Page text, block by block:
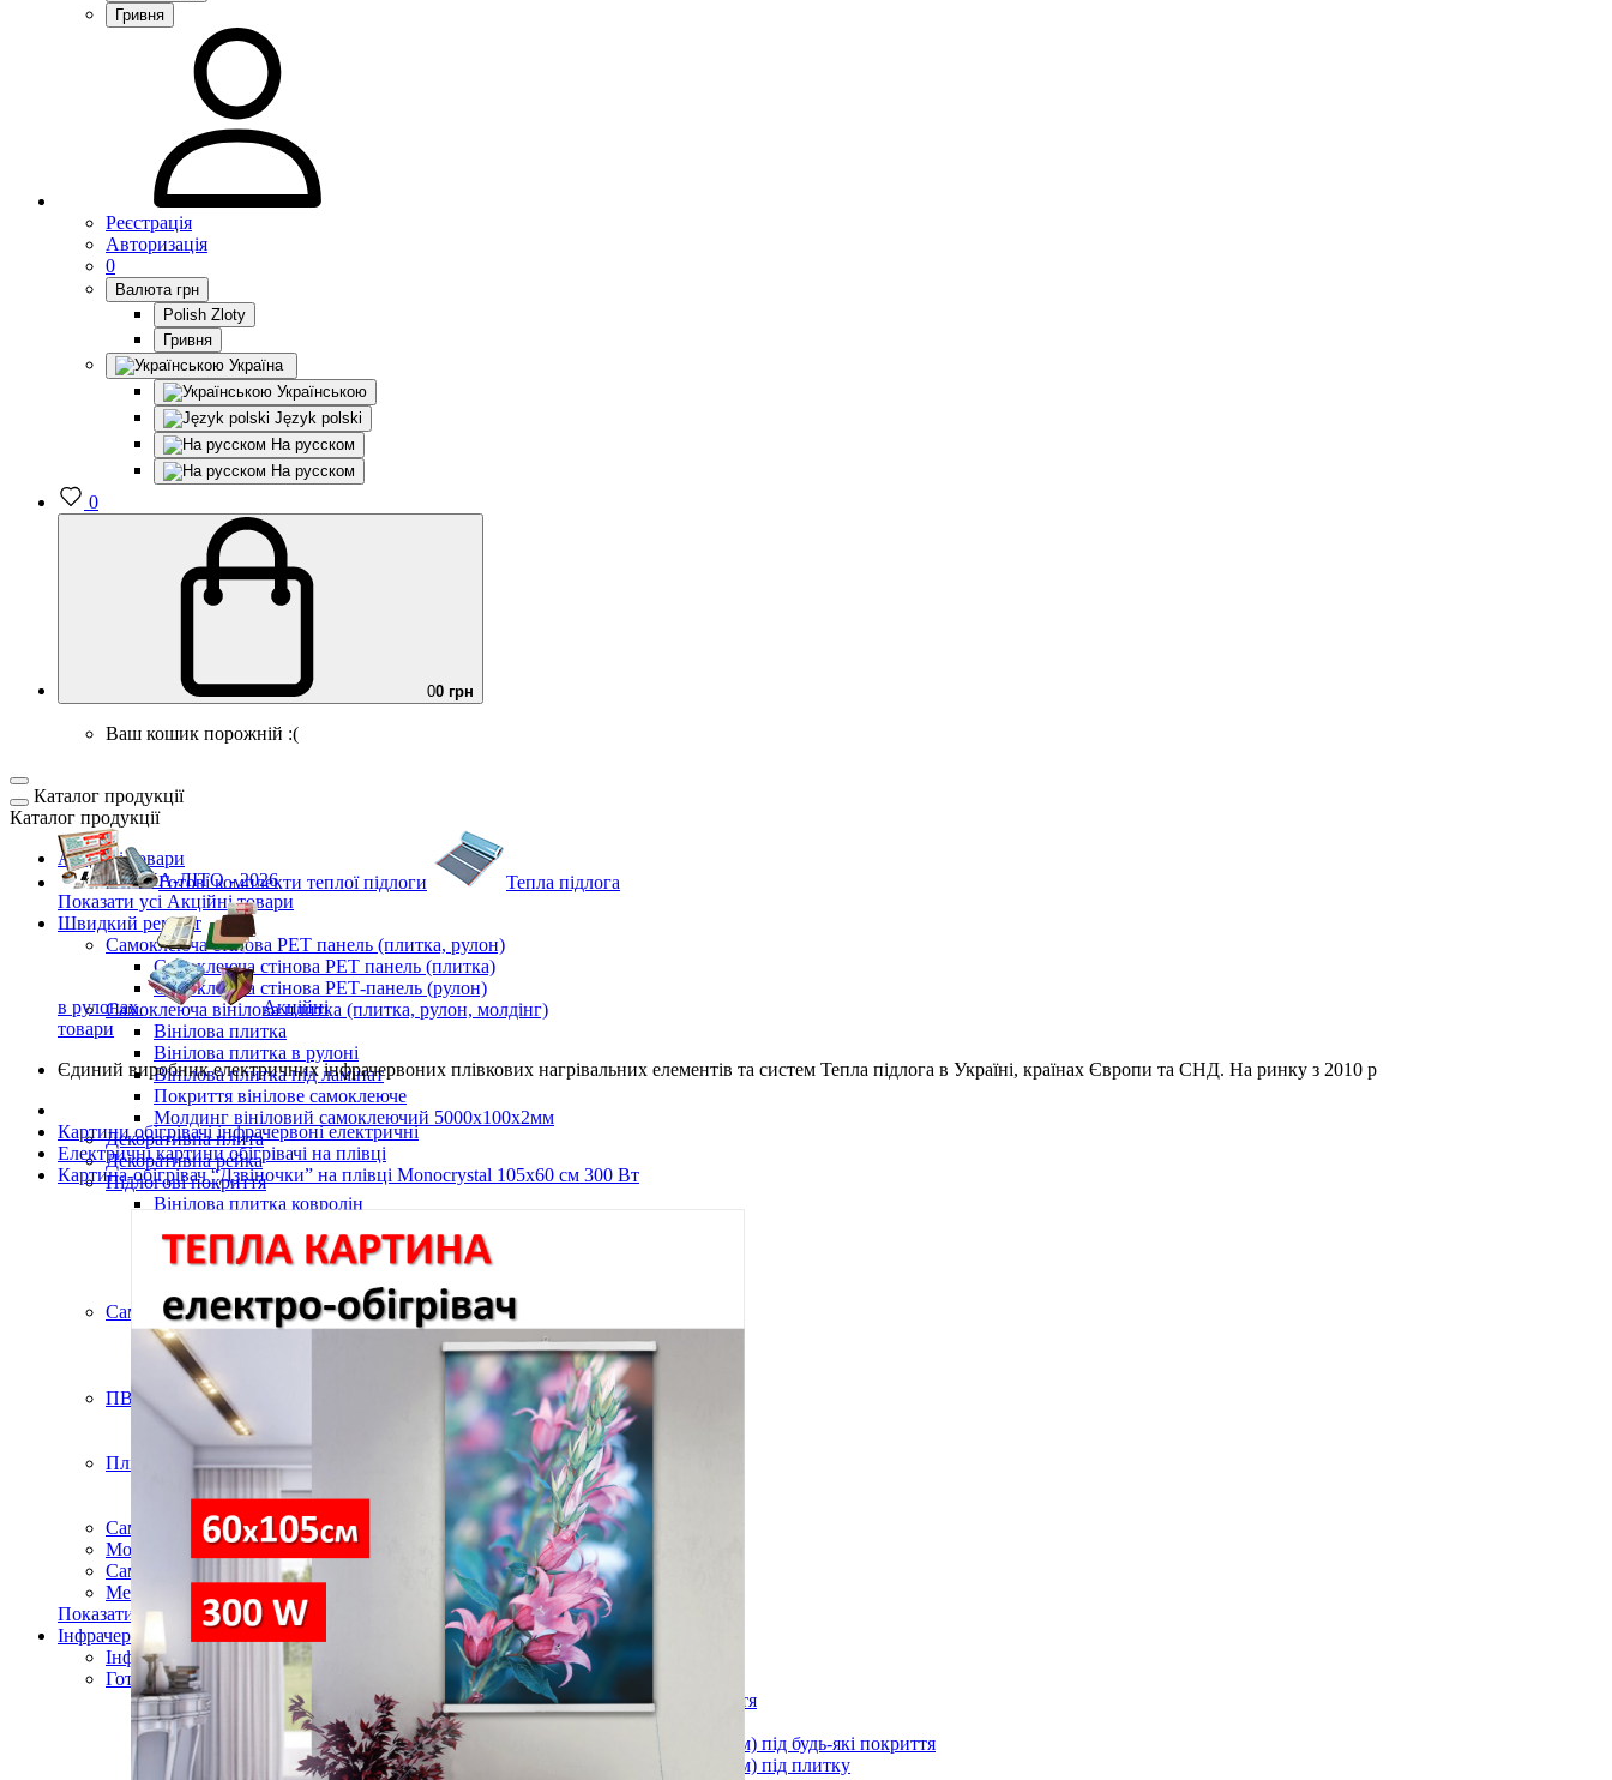
Гривня
Реєстрація
Авторизація
0
Валюта грн
Polish Zloty
Гривня
Україна
Українською
Język polski
На русском
На русском
0
00 грн
Ваш кошик порожній :(
Каталог продукції
Каталог продукції
Акційні товари
ВЕСНА-ЛІТО - 2026
Показати усі Акційні товари
Швидкий ремонт
Самоклеюча стінова PET панель (плитка, рулон)
Самоклеюча стінова PET панель (плитка)
Самоклеюча стінова РЕТ-панель (рулон)
Самоклеюча вінілова плитка (плитка, рулон, молдінг)
Вінілова плитка
Вінілова плитка в рулоні
Вінілова плитка під ламінат
Покриття вінілове самоклеюче
Молдинг вініловий самоклеючий 5000х100х2мм
Декоративна плита
Декоративна рейка
Підлогові покриття
Вінілова плитка ковролін
Підлогові покриття пазли
Композитна плитка ДПК
Самоклеюче підлогове вінілове покриття в рулоні 3000х600х1,5мм
Самоклеючі декоративні 3D панелі
Самоклеюча декоративна 3D панель (рейка)
Самоклеюча декоративна 3D панель (рулон)
Самоклеюча декоративна 3D панель (плитка)
ПВХ панелі
Декоративна ПВХ панель (без клейового шару)
ПВХ панелі на самоклейці
Плівка (рулони)
Самоклеюча плівка
Плівка віконна
Самоклеюча поліуретанова плитка
Мозаїка з декоративного скла 298х298х4,5мм
Самоклеюча гнучка штукатурка (плитка, рулон)
Меблі для дому, дачі, пікніка
Показати усі Швидкий ремонт
Інфрачервона електрична плівкова тепла підлога
Інфрачервона плівка на метри
Готові комплекти теплої інфрачервоної плівкової підлоги
Комплекти для монтажу теплої підлоги Monocrystal під будь-які покриття
Комплекти для монтажу теплої підлоги Monocrystal під плитку
Комплекти для монтажу теплої підлоги Monocrystal (з терморегулятором) під будь-які покриття
Комплекти для монтажу теплої підлоги Monocrystal (з терморегулятором) під плитку
Готові комплекти теплої підлоги Тепла підлога
в рулонах
Акційні
товари
Єдиний виробникелектричних інфрачервоних плівкових нагрівальних елементів та систем Тепла підлога в Україні, країнах Європи та СНД. На ринку з 2010 р
Картини обігрівачі інфрачервоні електричні
Електричні картини обігрівачі на плівці
Картина-обігрівач “Дзвіночки” на плівці Monocrystal 105x60 см 300 Вт